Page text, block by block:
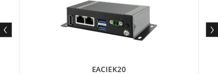
EACIEK20